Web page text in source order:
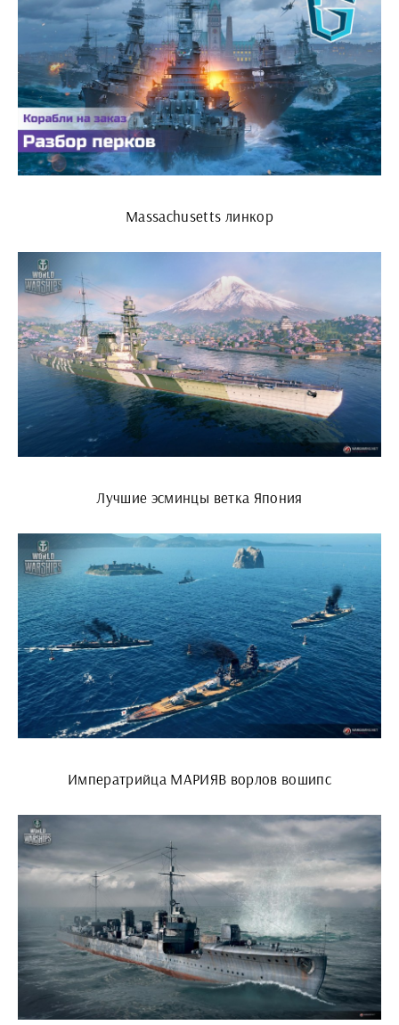
Massachusetts линкор
Лучшие эсминцы ветка Япония
Императрийца МАРИЯВ ворлов вошипс